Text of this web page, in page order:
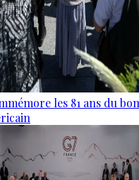
les 81 ans du